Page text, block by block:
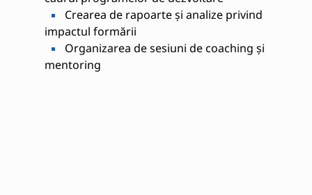
Crearea de rapoarte și analize privind
impactul formării
Organizarea de sesiuni de coaching și
mentoring